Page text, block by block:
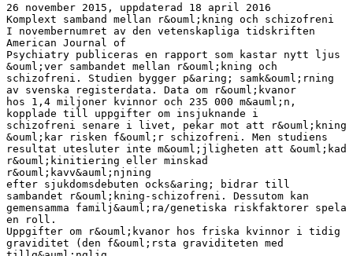
26 november 2015, uppdaterad 18 april 2016
Komplext samband mellan r&ouml;kning och schizofreni
I novembernumret av den vetenskapliga tidskriften
American Journal of
Psychiatry publiceras en rapport som kastar nytt ljus
&ouml;ver sambandet mellan r&ouml;kning och
schizofreni. Studien bygger p&aring; samk&ouml;rning
av svenska registerdata. Data om r&ouml;kvanor
hos 1,4 miljoner kvinnor och 235 000 m&auml;n,
kopplade till uppgifter om insjuknande i
schizofreni senare i livet, pekar mot att r&ouml;kning
&ouml;kar risken f&ouml;r schizofreni. Men studiens
resultat utesluter inte m&ouml;jligheten att &ouml;kad
r&ouml;kinitiering eller minskad
r&ouml;kavv&auml;njning
efter sjukdomsdebuten ocks&aring; bidrar till
sambandet r&ouml;kning-schizofreni. Dessutom kan
gemensamma familj&auml;ra/genetiska riskfaktorer spela
en roll.
Uppgifter om r&ouml;kvanor hos friska kvinnor i tidig
graviditet (den f&ouml;rsta graviditeten med